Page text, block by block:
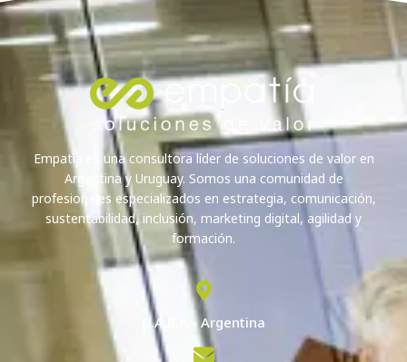
Empatía es una consultora líder de soluciones de valor en
Argentina y Uruguay. Somos una comunidad de
profesionales especializados en estrategia, comunicación,
sustentabilidad, inclusión, marketing digital, agilidad y
formación.
C.A.B.A - Argentina